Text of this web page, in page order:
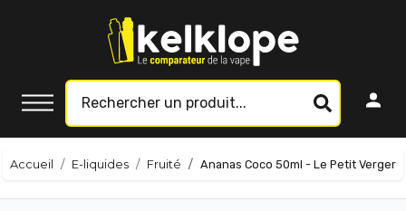
Accueil E-liquides Fruité Ananas Coco 50ml - Le Petit Verger